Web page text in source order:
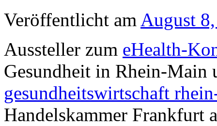
Veröffentlicht am August
Aussteller zum eHealth-
Gesundheit in Rhein-Main
gesundheitswirtschaft
Handelskammer Frankfurt